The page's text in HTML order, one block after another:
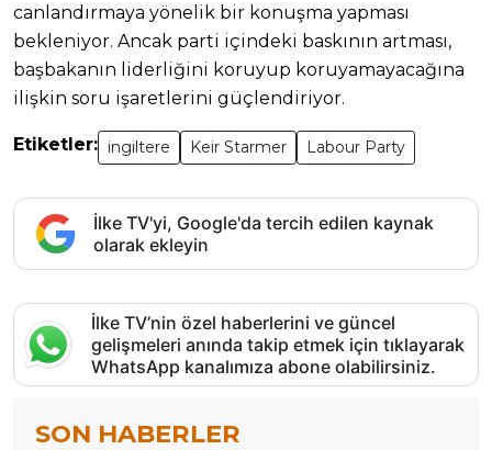
canlandırmaya yönelik bir konuşma yapması
bekleniyor. Ancak parti içindeki baskının artması,
başbakanın liderliğini koruyup koruyamayacağına
ilişkin soru işaretlerini güçlendiriyor.
Etiketler: ingiltere Keir Starmer Labour Party
İlke TV'yi, Google'da tercih edilen kaynak
olarak ekleyin
İlke TV’nin özel haberlerini ve güncel
gelişmeleri anında takip etmek için tıklayarak
WhatsApp kanalımıza abone olabilirsiniz.
SON HABERLER